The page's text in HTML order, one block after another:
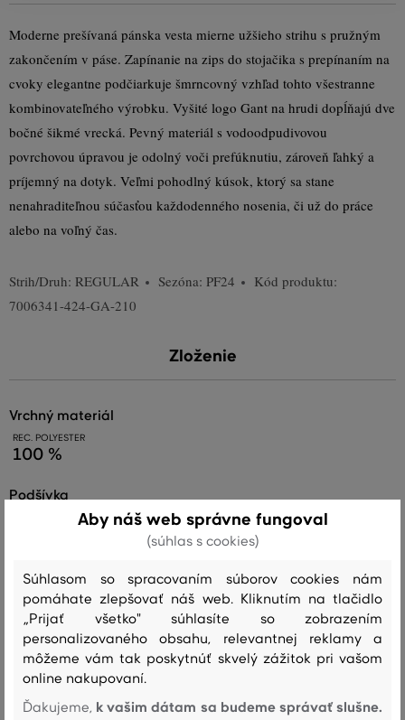
Moderne prešívaná pánska vesta mierne užšieho strihu s pružným
zakončením v páse. Zapínanie na zips do stojačika s prepínaním na
cvoky elegantne podčiarkuje šmrncovný vzhľad tohto všestranne
kombinovateľného výrobku. Vyšité logo Gant na hrudi dopĺňajú dve
bočné šikmé vrecká. Pevný materiál s vodoodpudivovou
povrchovou úpravou je odolný voči prefúknutiu, zároveň ľahký a
príjemný na dotyk. Veľmi pohodlný kúsok, ktorý sa stane
nenahraditeľnou súčasťou každodenného nosenia, či už do práce
alebo na voľný čas.
Strih/Druh: REGULAR Sezóna: PF24
Kód produktu:
7006341-424-GA-210
Zloženie
vrchný materiál
REC. POLYESTER
100 %
podšívka
vrchný materiál
POLYESTER
100 %
Aby náš web správne fungoval
(súhlas s cookies)
Súhlasom so spracovaním súborov cookies nám
pomáhate zlepšovať náš web. Kliknutím na tlačidlo
„Prijať všetko" súhlasíte so zobrazením
personalizovaného obsahu, relevantnej reklamy a
môžeme vám tak poskytnúť skvelý zážitok pri vašom
online nakupovaní.
Ďakujeme, k vašim dátam sa budeme správať slušne.